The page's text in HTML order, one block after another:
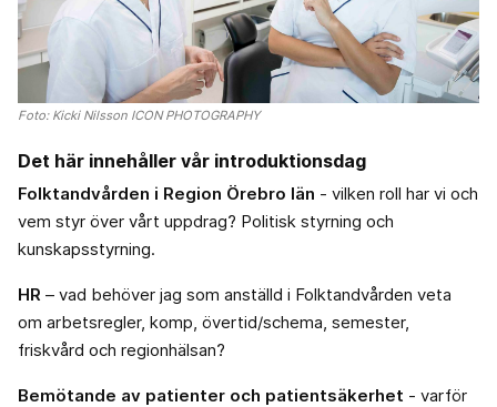
Foto: Kicki Nilsson ICON PHOTOGRAPHY
Det här innehåller vår introduktionsdag
Folktandvården i Region Örebro län - vilken roll har vi och
vem styr över vårt uppdrag? Politisk styrning och
kunskapsstyrning.
HR – vad behöver jag som anställd i Folktandvården veta
om arbetsregler, komp, övertid/schema, semester,
friskvård och regionhälsan?
Bemötande av patienter och patientsäkerhet - varför